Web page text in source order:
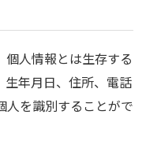
人情報とは生存する
生年月日、住所、電話
人を識別することがで